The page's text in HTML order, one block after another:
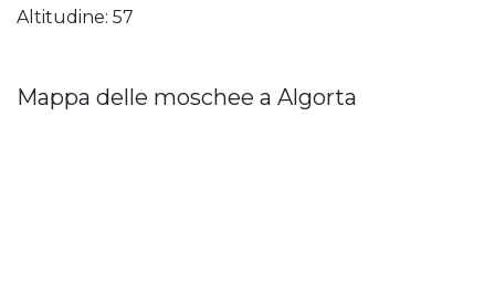
Altitudine: 57
Mappa delle moschee a Algorta